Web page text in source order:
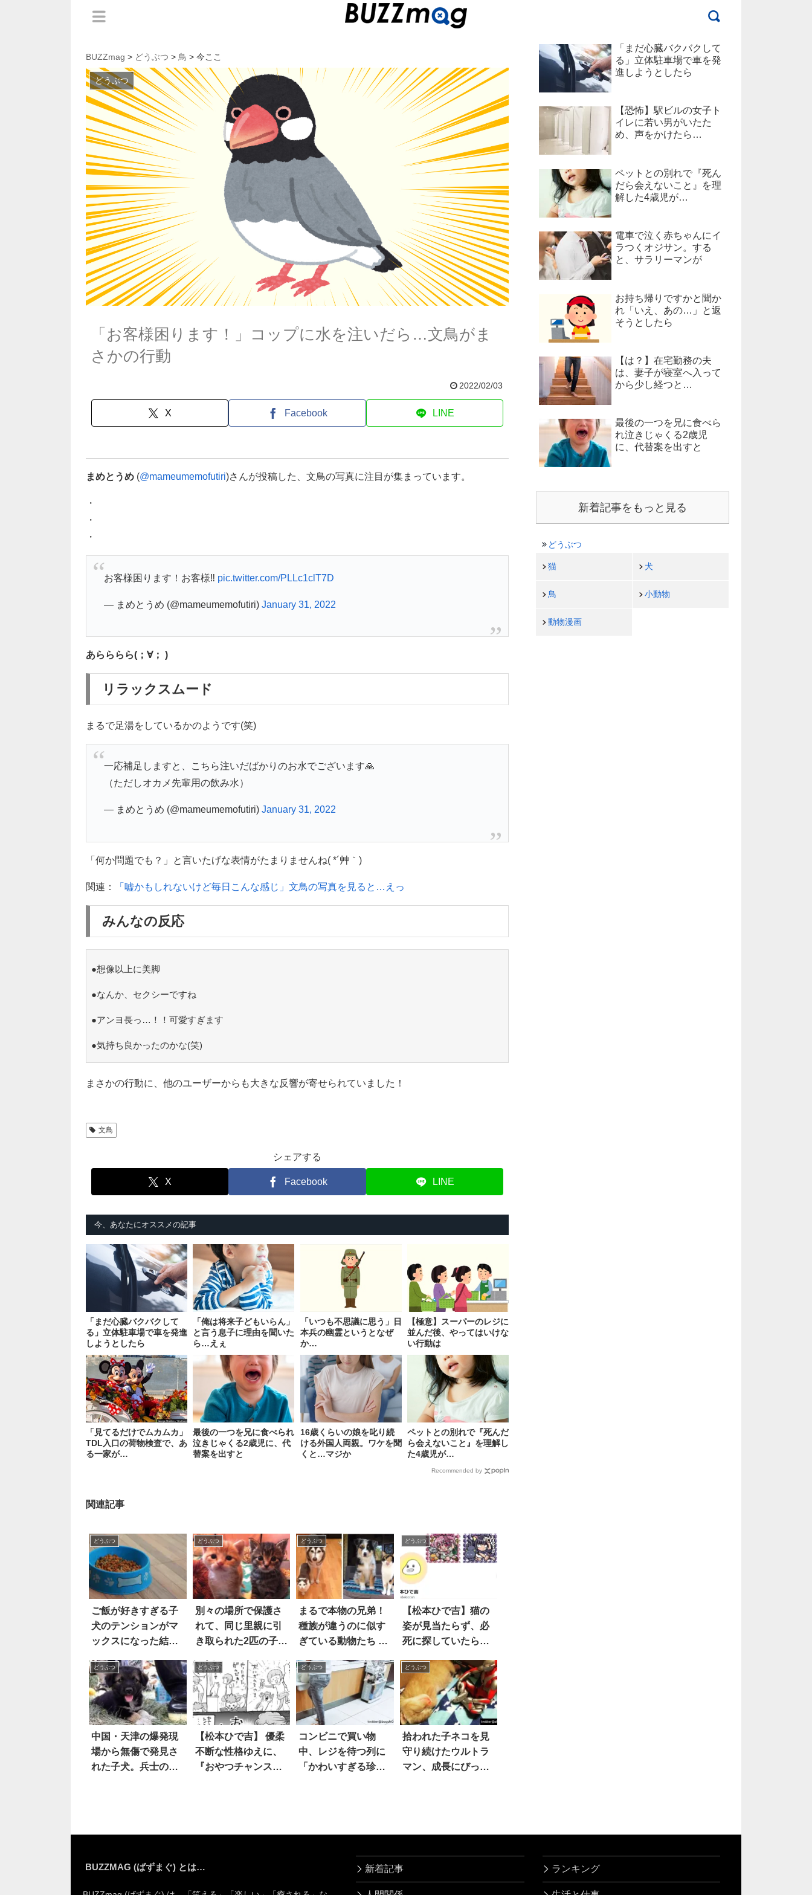
BUZZmag > どうぶつ > 鳥 > 今ここ
どうぶつ
「お客様困ります！」コップに水を注いだら…文鳥がま
さかの行動
2022/02/03
X Facebook LINE
まめとうめ (@mameumemofutiri)さんが投稿した、文鳥の写真に注目が集まっています。
・
・
・
お客様困ります！お客様‼︎ pic.twitter.com/PLLc1clT7D
— まめとうめ (@mameumemofutiri) January 31, 2022
あらららら(；∀； )
リラックスムード
まるで足湯をしているかのようです(笑)
一応補足しますと、こちら注いだばかりのお水でございます🙏
（ただしオカメ先輩用の飲み水）
— まめとうめ (@mameumemofutiri) January 31, 2022
「何か問題でも？」と言いたげな表情がたまりませんね( *´艸｀)
関連： 「嘘かもしれないけど毎日こんな感じ」文鳥の写真を見ると…えっ
みんなの反応
●想像以上に美脚
●なんか、セクシーですね
●アンヨ長っ…！！可愛すぎます
●気持ち良かったのかな(笑)
まさかの行動に、他のユーザーからも大きな反響が寄せられていました！
文鳥
シェアする
X Facebook LINE
今、あなたにオススメの記事
「まだ心臓バクバクして
る」立体駐車場で車を発進
しようとしたら
「俺は将来子どもいらん」
と言う息子に理由を聞いた
ら…えぇ
「いつも不思議に思う」日
本兵の幽霊というとなぜ
か…
【極意】スーパーのレジに
並んだ後、やってはいけな
い行動は
「見てるだけでムカムカ」
TDL入口の荷物検査で、あ
る一家が…
最後の一つを兄に食べられ
泣きじゃくる2歳児に、代
替案を出すと
16歳くらいの娘を叱り続
ける外国人両親。ワケを聞
くと…マジか
ペットとの別れで『死んだ
ら会えないこと』を理解し
た4歳児が…
Recommended by
関連記事
どうぶつ
ご飯が好きすぎる子
犬のテンションがマ
ックスになった結
どうぶつ
別々の場所で保護さ
れて、同じ里親に引
き取られた2匹の子猫
いに威嚇し合い、猫
パンチを繰り出す
も…
どうぶつ
まるで本物の兄弟！
種族が違うのに似す
ぎている動物たち 20
どうぶつ
【松本ひで吉】猫の
姿が見当たらず、必
死に探していたら…
どうぶつ
中国・天津の爆発現
場から無傷で発見さ
れた子犬。兵士の癒
どうぶつ
【松本ひで吉】 優柔
不断な性格ゆえに、
『おやつチャンス』
どうぶつ
コンビニで買い物
中、レジを待つ列に
「かわいすぎる珍
どうぶつ
拾われた子ネコを見
守り続けたウルトラ
マン、成長にびっく
「まだ心臓バクバクして
る」立体駐車場で車を発
進しようとしたら
【恐怖】駅ビルの女子ト
イレに若い男がいたた
め、声をかけたら…
ペットとの別れで『死ん
だら会えないこと』を理
解した4歳児が…
電車で泣く赤ちゃんにイ
ラつくオジサン。する
と、サラリーマンが
お持ち帰りですかと聞か
れ「いえ、あの…」と返
そうとしたら
【は？】在宅勤務の夫
は、妻子が寝室へ入って
から少し経つと…
最後の一つを兄に食べら
れ泣きじゃくる2歳児
に、代替案を出すと
新着記事をもっと見る
どうぶつ
猫 犬
鳥 小動物
動物漫画
BUZZMAG (ばずまぐ) とは… 新着記事 ランキング